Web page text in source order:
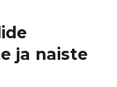
ja naiste